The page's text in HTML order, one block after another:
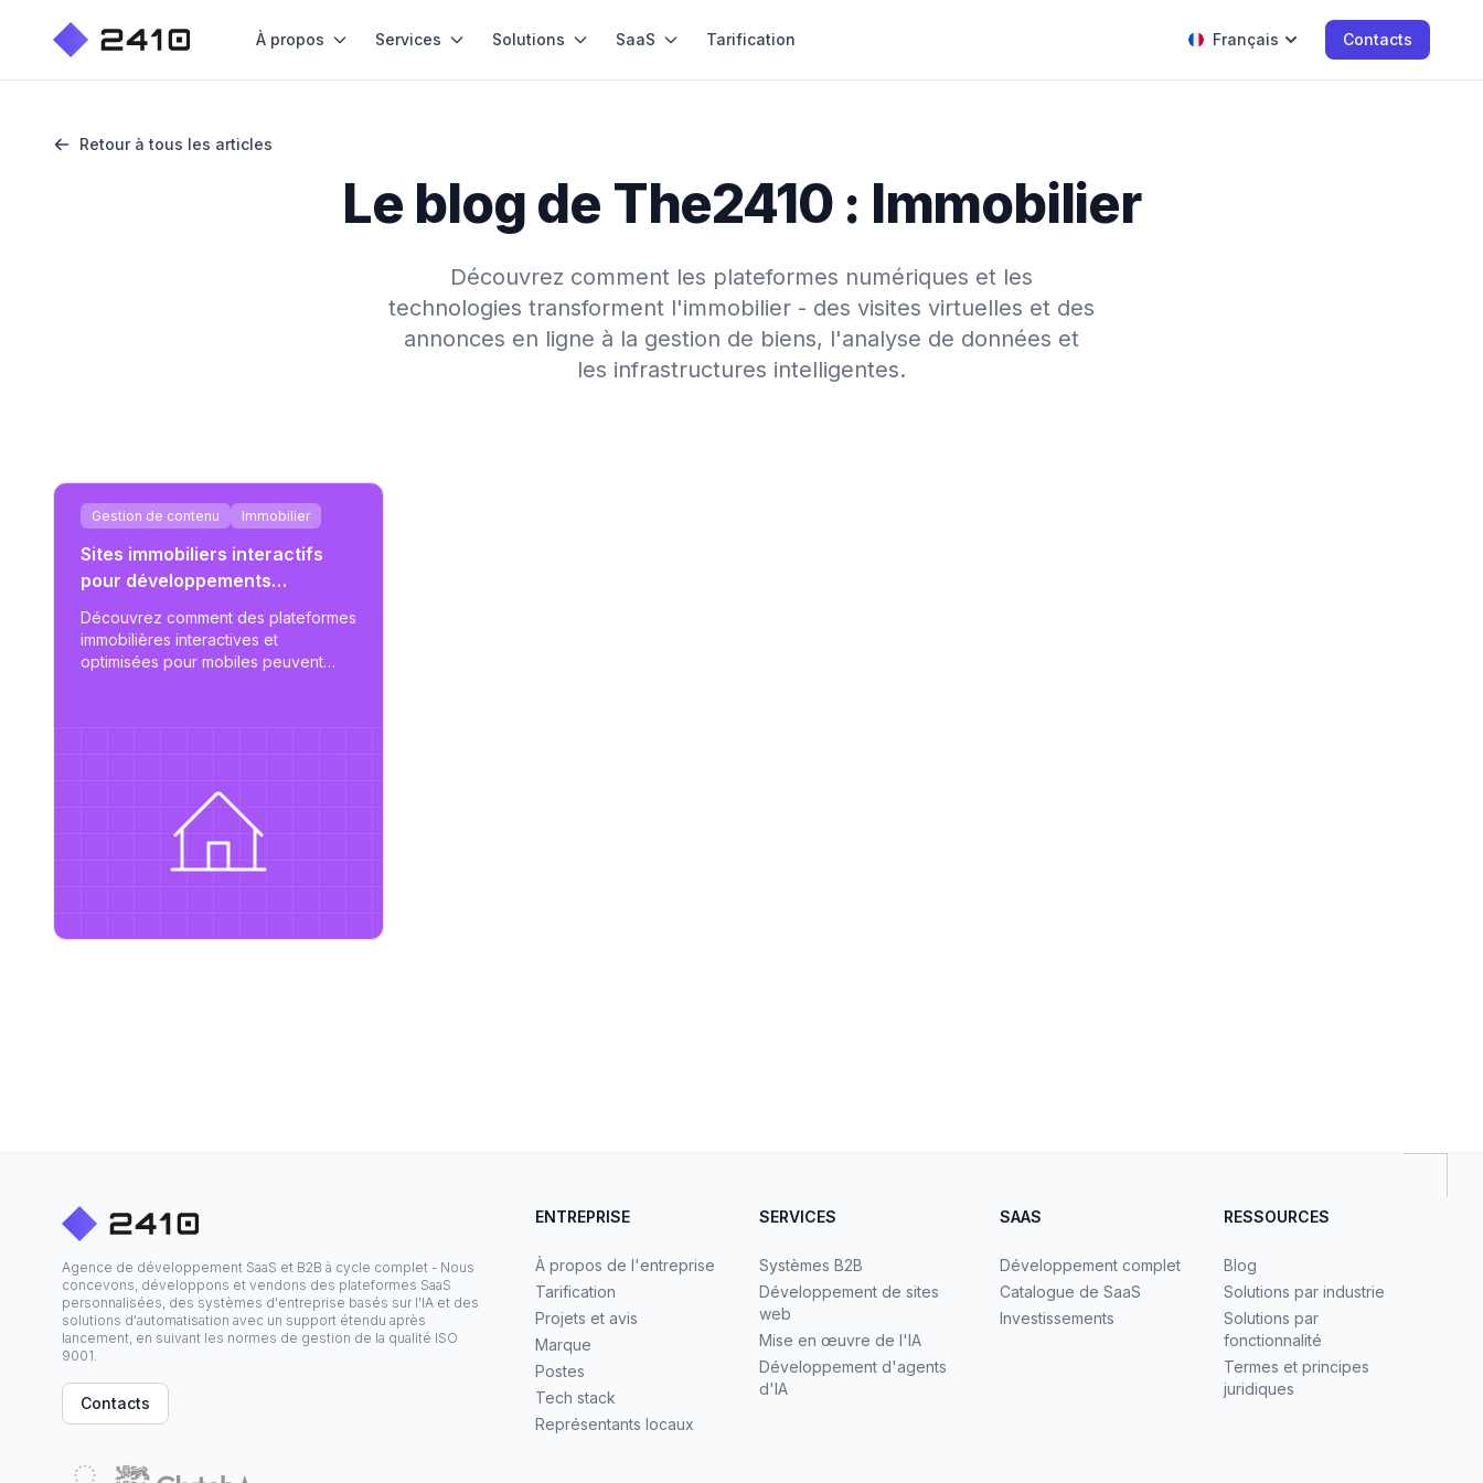
À propos Services Solutions SaaS Tarification Français Contacts
Retour à tous les articles
Le blog de The2410 : Immobilier
Découvrez comment les plateformes numériques et les
technologies transforment l'immobilier - des visites virtuelles et des
annonces en ligne à la gestion de biens, l'analyse de données et
les infrastructures intelligentes.
Gestion de contenu Immobilier
Sites immobiliers interactifs
pour développements
modernes
Découvrez comment des plateformes
immobilières interactives et
optimisées pour mobiles peuvent
Agence de développement SaaS et B2B à cycle complet - Nous
concevons, développons et vendons des plateformes SaaS
personnalisées, des systèmes d'entreprise basés sur l'IA et des
solutions d'automatisation avec un support étendu après
lancement, en suivant les normes de gestion de la qualité ISO
9001.
Contacts
ENTREPRISE
À propos de l'entreprise
Tarification
Projets et avis
Marque
Postes
Tech stack
Représentants locaux
SERVICES
Systèmes B2B
Développement de sites
web
Mise en œuvre de l'IA
Développement d'agents
d'IA
SAAS
Développement complet
Catalogue de SaaS
Investissements
RESSOURCES
Blog
Solutions par industrie
Solutions par
fonctionnalité
Termes et principes
juridiques